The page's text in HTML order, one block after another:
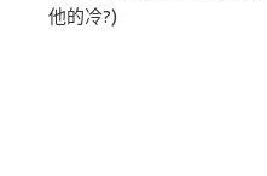
他的冷?)